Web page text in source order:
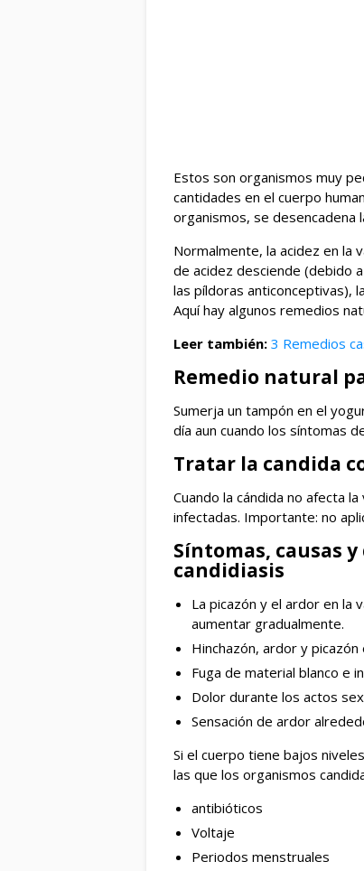
Estos son organismos muy
cantidades en el cuerpo
organismos, se desencadena
Normalmente, la acidez en la
de acidez desciende (debido
las píldoras anticonceptivas),
Aquí hay algunos remedios
Leer también: 3 Remedios
Remedio natural
Sumerja un tampón en el
día aun cuando los síntomas
Tratar la candida
Cuando la cándida no afecta
infectadas. Importante: no
Síntomas, causas
candidiasis
La picazón y el ardor en la
aumentar gradualmente.
Hinchazón, ardor y
Fuga de material blanco e
Dolor durante los actos
Sensación de ardor
Si el cuerpo tiene bajos
las que los organismos
antibióticos
Voltaje
Periodos menstruales